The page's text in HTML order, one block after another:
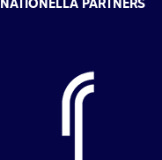
NATIONELLA PARTNERS